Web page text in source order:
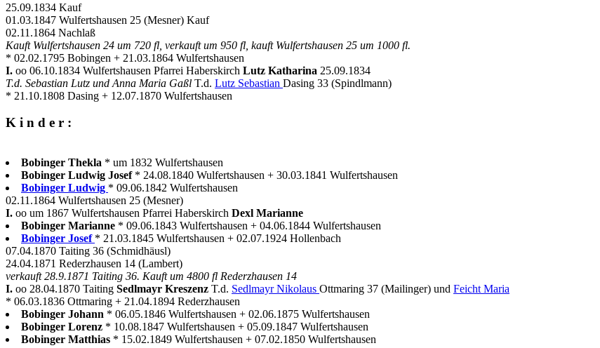
25.09.1834 Kauf
01.03.1847 Wulfertshausen 25 (Mesner) Kauf
02.11.1864 Nachlaß
Kauft Wulfertshausen 24 um 720 fl, verkauft um 950 fl, kauft Wulfertshausen 25 um 1000 fl.
* 02.02.1795 Bobingen + 21.03.1864 Wulfertshausen
I. oo 06.10.1834 Wulfertshausen Pfarrei Haberskirch Lutz Katharina 25.09.1834
T.d. Sebastian Lutz und Anna Maria Gaßl T.d. Lutz Sebastian Dasing 33 (Spindlmann)
* 21.10.1808 Dasing + 12.07.1870 Wulfertshausen
K i n d e r :
Bobinger Thekla * um 1832 Wulfertshausen
Bobinger Ludwig Josef * 24.08.1840 Wulfertshausen + 30.03.1841 Wulfertshausen
Bobinger Ludwig * 09.06.1842 Wulfertshausen
02.11.1864 Wulfertshausen 25 (Mesner)
I. oo um 1867 Wulfertshausen Pfarrei Haberskirch Dexl Marianne
Bobinger Marianne * 09.06.1843 Wulfertshausen + 04.06.1844 Wulfertshausen
Bobinger Josef * 21.03.1845 Wulfertshausen + 02.07.1924 Hollenbach
07.04.1870 Taiting 36 (Schmidhäusl)
24.04.1871 Rederzhausen 14 (Lambert)
verkauft 28.9.1871 Taiting 36. Kauft um 4800 fl Rederzhausen 14
I. oo 28.04.1870 Taiting Sedlmayr Kreszenz T.d. Sedlmayr Nikolaus Ottmaring 37 (Mailinger) und Feicht Maria
* 06.03.1836 Ottmaring + 21.04.1894 Rederzhausen
Bobinger Johann * 06.05.1846 Wulfertshausen + 02.06.1875 Wulfertshausen
Bobinger Lorenz * 10.08.1847 Wulfertshausen + 05.09.1847 Wulfertshausen
Bobinger Matthias * 15.02.1849 Wulfertshausen + 07.02.1850 Wulfertshausen